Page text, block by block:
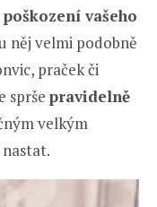
poškození vašeho
něj velmi podobně
praček či
sprše pravidelně
velkým